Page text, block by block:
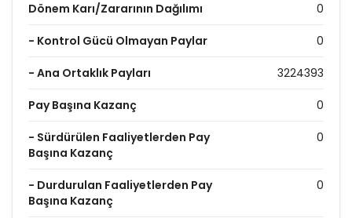
Dönem Karı/Zararının Dağılımı 0
- Kontrol Gücü Olmayan Paylar 0
- Ana Ortaklık Payları 3224393
Pay Başına Kazanç 0
- Sürdürülen Faaliyetlerden Pay
Başına Kazanç
0
- Durdurulan Faaliyetlerden Pay
Başına Kazanç
0